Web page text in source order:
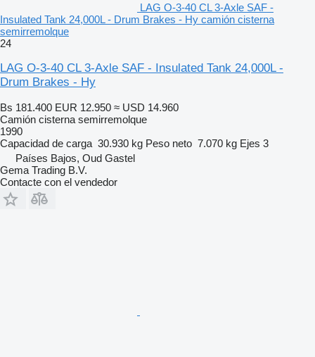
LAG O-3-40 CL 3-Axle SAF -
Insulated Tank 24,000L - Drum Brakes - Hy camión cisterna
semirremolque
24
LAG O-3-40 CL 3-Axle SAF - Insulated Tank 24,000L -
Drum Brakes - Hy
Bs 181.400 EUR 12.950 ≈ USD 14.960
Camión cisterna semirremolque
1990
Capacidad de carga 30.930 kg Peso neto 7.070 kg Ejes 3
Países Bajos, Oud Gastel
Gema Trading B.V.
Contacte con el vendedor